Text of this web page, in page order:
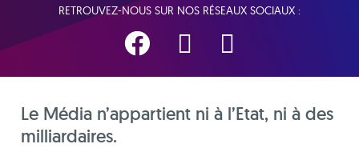
RETROUVEZ-NOUS SUR NOS RÉSEAUX SOCIAUX :
Le Média n’appartient ni à l’Etat, ni à des
milliardaires.